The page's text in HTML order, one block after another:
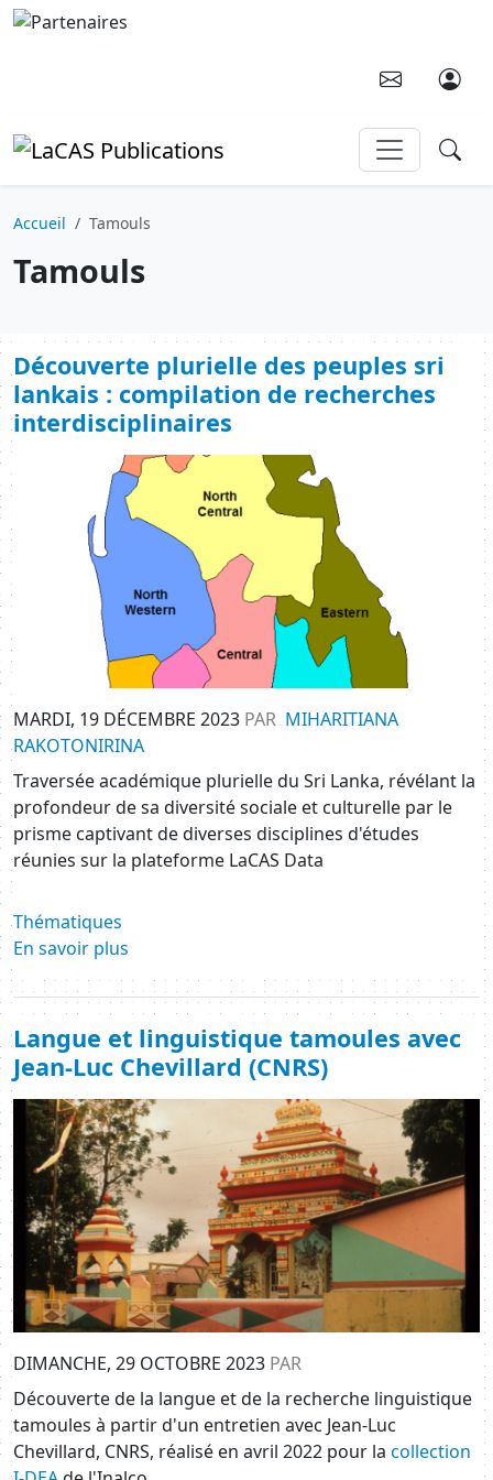
Aller au contenu principal
Accueil Tamouls
Tamouls
Découverte plurielle des peuples sri
lankais : compilation de recherches
interdisciplinaires
MARDI, 19 DÉCEMBRE 2023 PAR MIHARITIANA
RAKOTONIRINA
Traversée académique plurielle du Sri Lanka, révélant la
profondeur de sa diversité sociale et culturelle par le
prisme captivant de diverses disciplines d'études
réunies sur la plateforme LaCAS Data
Thématiques
En savoir plus
Langue et linguistique tamoules avec
Jean-Luc Chevillard (CNRS)
Image
DIMANCHE, 29 OCTOBRE 2023 PAR
Découverte de la langue et de la recherche linguistique
tamoules à partir d'un entretien avec Jean-Luc
Chevillard, CNRS, réalisé en avril 2022 pour la collection